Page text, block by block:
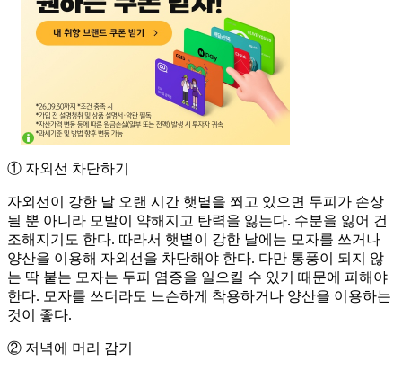
① 자외선 차단하기
자외선이 강한 날 오랜 시간 햇볕을 쬐고 있으면 두피가 손상
될 뿐 아니라 모발이 약해지고 탄력을 잃는다. 수분을 잃어 건
조해지기도 한다. 따라서 햇볕이 강한 날에는 모자를 쓰거나
양산을 이용해 자외선을 차단해야 한다. 다만 통풍이 되지 않
는 딱 붙는 모자는 두피 염증을 일으킬 수 있기 때문에 피해야
한다. 모자를 쓰더라도 느슨하게 착용하거나 양산을 이용하는
것이 좋다.
② 저녁에 머리 감기